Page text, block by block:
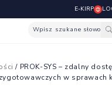
E-KIRP
Wpisz szukane słowo
/ PROK-SYS – zdalny
w sprawach